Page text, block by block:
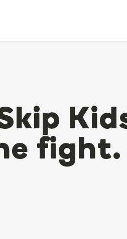
fight.